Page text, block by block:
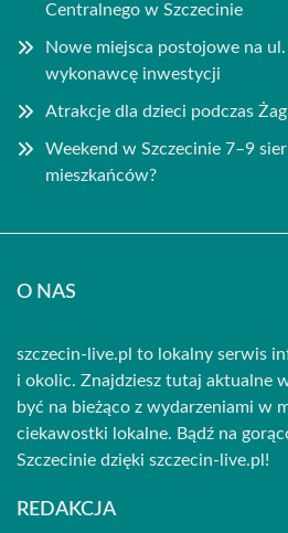
Centralnego w Szczecinie
Nowe miejsca postojowe na
wykonawcę inwestycji
Atrakcje dla dzieci podczas
Weekend w Szczecinie 7–9
mieszkańców?
O NAS
szczecin-live.pl to lokalny serwis
i okolic. Znajdziesz tutaj aktualne
być na bieżąco z wydarzeniami w
ciekawostki lokalne. Bądź na
Szczecinie dzięki szczecin-live.pl!
REDAKCJA